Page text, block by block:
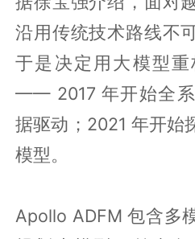
沿用传统技术路线不
于是决定用大模型
—— 2017 年开始全
据驱动；2021 年开始
模型。
Apollo ADFM 包含多